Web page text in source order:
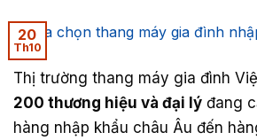
20
Th10
Thị trường thang máy gia đình
200 thương hiệu và đại lý đang
hàng nhập khẩu châu Âu đến